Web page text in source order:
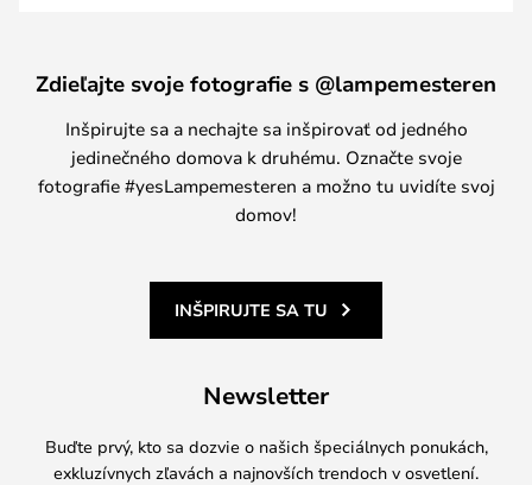
Zdieľajte svoje fotografie s @lampemesteren
Inšpirujte sa a nechajte sa inšpirovať od jedného
jedinečného domova k druhému. Označte svoje
fotografie #yesLampemesteren a možno tu uvidíte svoj
domov!
INŠPIRUJTE SA TU
Newsletter
Buďte prvý, kto sa dozvie o našich špeciálnych ponukách,
exkluzívnych zľavách a najnovších trendoch v osvetlení.